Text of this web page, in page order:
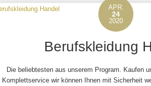
APR.
24
2020
Berufskleidung
Die beliebtesten aus unserem Program. Kaufen
Komplettservice wir können Ihnen mit Sicherheit